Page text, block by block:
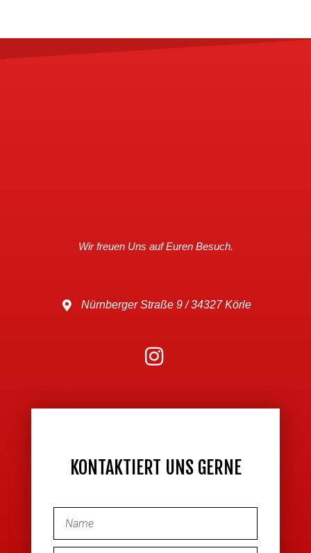
Wir freuen Uns auf Euren Besuch.
Nürnberger Straße 9 / 34327 Körle
KONTAKTIERT UNS GERNE